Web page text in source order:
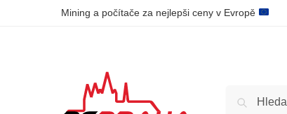
Mining a počítače za nejlepši ceny v Evropě